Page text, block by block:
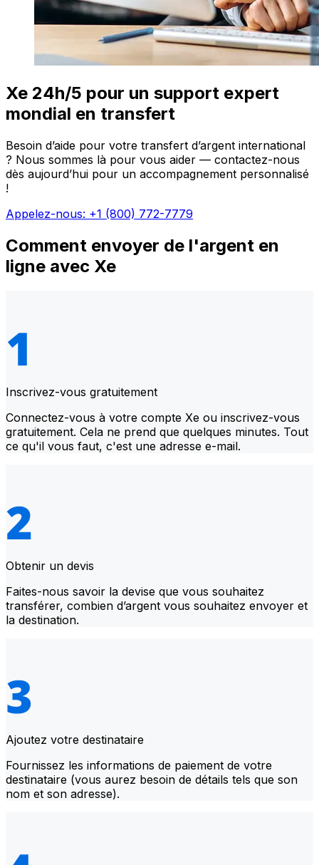
Xe 24h/5 pour un support expert
mondial en transfert
Besoin d’aide pour votre transfert d’argent international
? Nous sommes là pour vous aider — contactez-nous
dès aujourd’hui pour un accompagnement personnalisé
!
Appelez-nous: +1 (800) 772-7779
Comment envoyer de l'argent en
ligne avec Xe
Inscrivez-vous gratuitement
Connectez-vous à votre compte Xe ou inscrivez-vous
gratuitement. Cela ne prend que quelques minutes. Tout
ce qu'il vous faut, c'est une adresse e-mail.
Obtenir un devis
Faites-nous savoir la devise que vous souhaitez
transférer, combien d’argent vous souhaitez envoyer et
la destination.
Ajoutez votre destinataire
Fournissez les informations de paiement de votre
destinataire (vous aurez besoin de détails tels que son
nom et son adresse).